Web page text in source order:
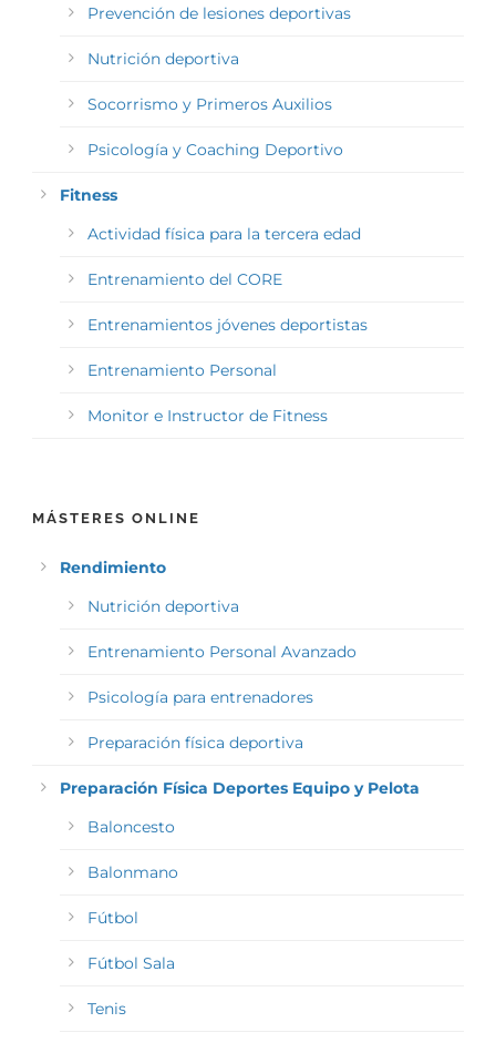
Prevención de lesiones deportivas
Nutrición deportiva
Socorrismo y Primeros Auxilios
Psicología y Coaching Deportivo
Fitness
Actividad física para la tercera edad
Entrenamiento del CORE
Entrenamientos jóvenes deportistas
Entrenamiento Personal
Monitor e Instructor de Fitness
MÁSTERES ONLINE
Rendimiento
Nutrición deportiva
Entrenamiento Personal Avanzado
Psicología para entrenadores
Preparación física deportiva
Preparación Física Deportes Equipo y Pelota
Baloncesto
Balonmano
Fútbol
Fútbol Sala
Tenis